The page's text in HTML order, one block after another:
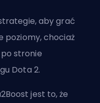
aby grać
poziomy, chociaż
stronie
Dota 2.
jest to, że